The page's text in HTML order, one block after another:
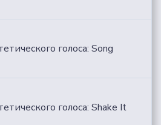
голоса: Song
голоса: Shake It